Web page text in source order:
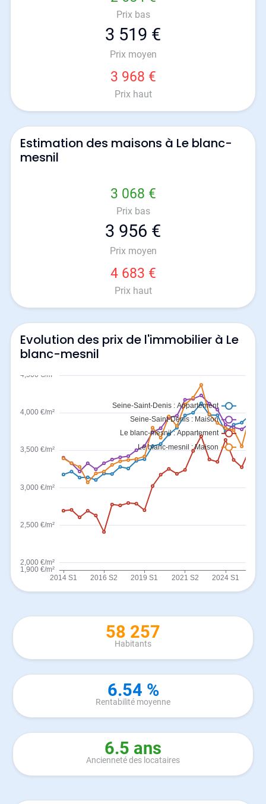
Prix bas
3 519 €
Prix moyen
3 968 €
Prix haut
Estimation des maisons à Le blanc-
mesnil
3 068 €
Prix bas
3 956 €
Prix moyen
4 683 €
Prix haut
Evolution des prix de l'immobilier à Le
blanc-mesnil
58 257
Habitants
6.54 %
Rentabilité moyenne
6.5 ans
Ancienneté des locataires